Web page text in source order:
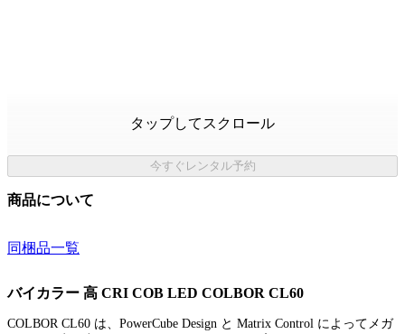
タップしてスクロール
今すぐレンタル予約
商品について
同梱品一覧
バイカラー 高 CRI COB LED COLBOR CL60
COLBOR CL60 は、PowerCube Design と Matrix Control によってメガ